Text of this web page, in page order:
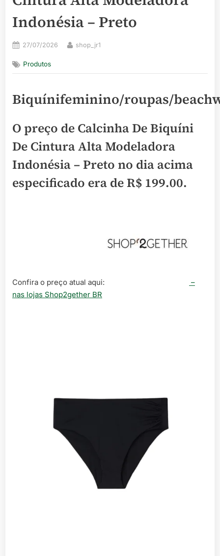
Indonésia – Preto
Posted
27/07/2026 By
shop_jr1
Produtos
Biquínifeminino/roupas/
O preço de Calcinha De Biquíni
De Cintura Alta Modeladora
Indonésia – Preto no dia acima
especificado era deR$ 199.00.
Confira o preço atual aqui:
–
nas lojas Shop2gether BR